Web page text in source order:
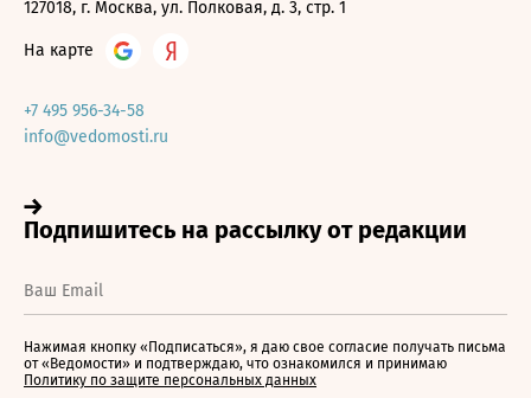
127018, г. Москва, ул. Полковая, д. 3, стр. 1
На карте
+7 495 956-34-58
info@vedomosti.ru
Нажимая кнопку «Подписаться», я даю свое согласие получать письма
от «Ведомости» и подтверждаю, что ознакомился и принимаю
Политику по защите персональных данных